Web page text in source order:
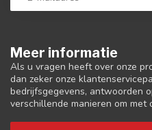
Meer informatie
Als u vragen heeft over onze
dan zeker onze
bedrijfsgegevens, antwoorden
verschillende manieren om met